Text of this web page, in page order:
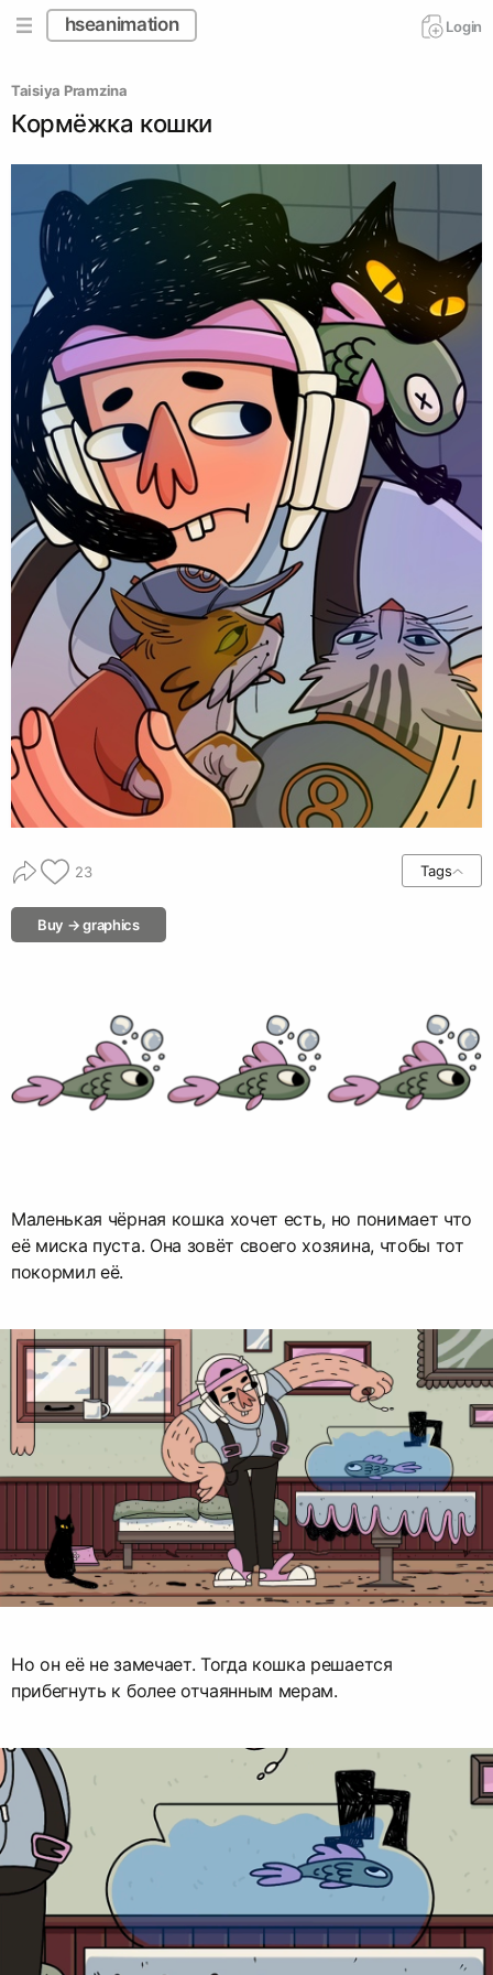
hseanimation Login
Taisiya Pramzina
Кормёжка кошки
23 Tags
Buy → graphics
Маленькая чёрная кошка хочет есть, но понимает что
её миска пуста. Она зовёт своего хозяина, чтобы тот
покормил её.
Но он её не замечает. Тогда кошка решается
прибегнуть к более отчаянным мерам.